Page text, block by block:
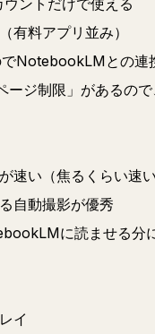
ントだけで使える
有料アプリ並み）
NotebookLMとの連
ージ制限」があるの
速い（焦るくらい速い
自動撮影が優秀
に読ませる分
イ